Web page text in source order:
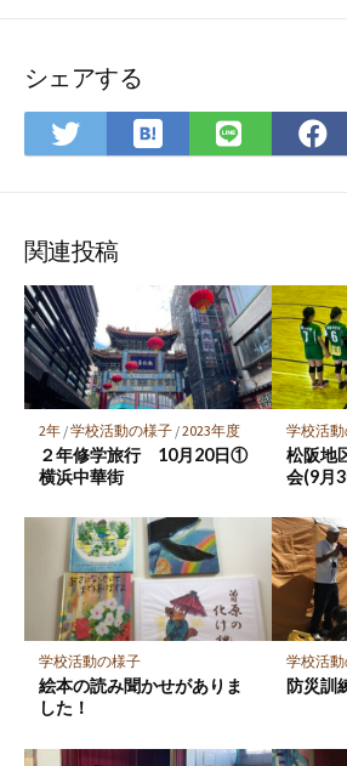
シェアする
Twitter
で
ア
は
て
ク
マ
ー
ク
に
保
存
LINE
で
関連投稿
2年/学校活動の様子/2023年度
２年修学旅行 10月20日①
横浜中華街
学校活
松阪地
会(9月
学校活動の様子
絵本の読み聞かせがありま
した！
学校活
防災訓